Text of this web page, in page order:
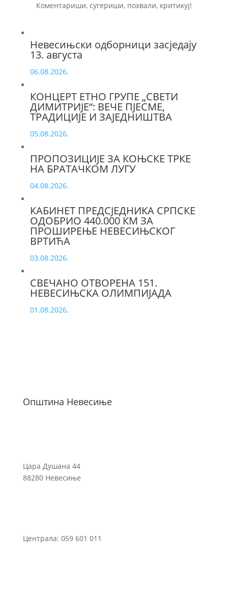
Коментариши, сугериши, похвали, критикуј!
Невесињски одборници засједају
13. августа
06.08.2026.
КОНЦЕРТ ЕТНО ГРУПЕ „СВЕТИ
ДИМИТРИЈЕ“: ВЕЧЕ ПЈЕСМЕ,
ТРАДИЦИЈЕ И ЗАЈЕДНИШТВА
05.08.2026.
ПРОПОЗИЦИЈЕ ЗА КОЊСКЕ ТРКЕ
НА БРАТАЧКОМ ЛУГУ
04.08.2026.
КАБИНЕТ ПРЕДСЈЕДНИКА СРПСКЕ
ОДОБРИО 440.000 КМ ЗА
ПРОШИРЕЊЕ НЕВЕСИЊСКОГ
ВРТИЋА
03.08.2026.
СВЕЧАНО ОТВОРЕНА 151.
НЕВЕСИЊСКА ОЛИМПИЈАДА
01.08.2026.
Општина Невесиње
Цара Душана 44
88280 Невесиње
Централа: 059 601 011